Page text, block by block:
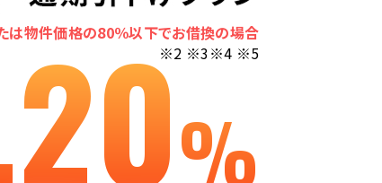
は物件価格の80％以下でお借換の場合
%
※2 ※3※4 ※5